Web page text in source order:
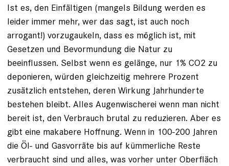
Ist es, den Einfältigen (mangels Bildung werden es
leider immer mehr, wer das sagt, ist auch noch
arrogant!) vorzugaukeln, dass es möglich ist, mit
Gesetzen und Bevormundung die Natur zu
beeinflussen. Selbst wenn es gelänge, nur 1% CO2 zu
deponieren, würden gleichzeitig mehrere Prozent
zusätzlich entstehen, deren Wirkung Jahrhunderte
bestehen bleibt. Alles Augenwischerei wenn man nicht
bereit ist, den Verbrauch brutal zu reduzieren. Aber es
gibt eine makabere Hoffnung. Wenn in 100-200 Jahren
die Öl- und Gasvorräte bis auf kümmerliche Reste
verbraucht sind und alles, was vorher unter Oberfläch